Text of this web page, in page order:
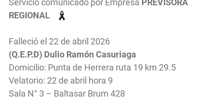
REGIONAL
Falleció el 22 de abril 2026
(Q.E.P.D) Dulio Ramón Casuriaga
Domicilio: Punta de Herrera ruta 19 km 29.5
Velatorio: 22 de abril hora 9
Sala N° 3 – Baltasar Brum 428